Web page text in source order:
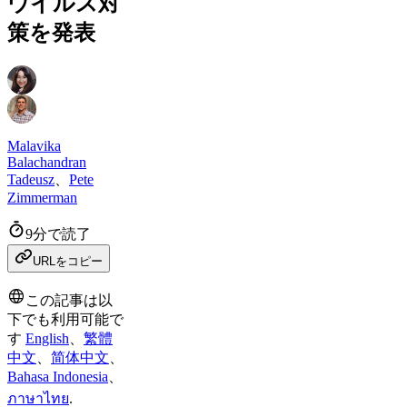
策を発表
Malavika
Balachandran
Tadeusz
Pete
Zimmerman
9分で読了
URLをコピー
この記事は以
下でも利用可能で
す English
繁體
中文
简体中文
Bahasa Indonesia
ภาษาไทย.